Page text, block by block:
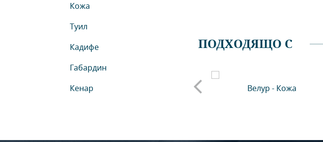
ПОДХОДЯЩО С
Велур - Кожа
Кожа
Туил
Кадифе
Габардин
Кенар